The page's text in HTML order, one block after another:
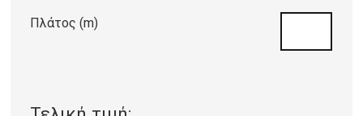
Πλάτος (m)